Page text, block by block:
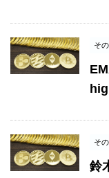
そ
そ
鈴